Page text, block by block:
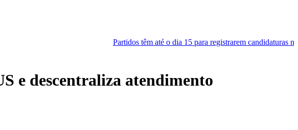
Partidos têm até o dia 15 para registrarem candidaturas nos tribunais
e descentraliza atendimento